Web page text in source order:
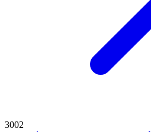
3002